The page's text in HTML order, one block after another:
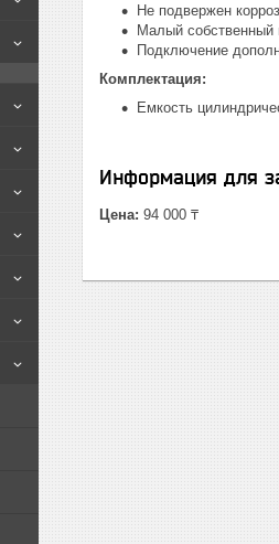
Не подвержен
Малый собственный
Подключение
Комплектация:
Емкость
Информация для
Цена: 94 000 ₸